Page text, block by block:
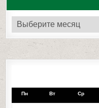
Архивы
Пн Вт Ср